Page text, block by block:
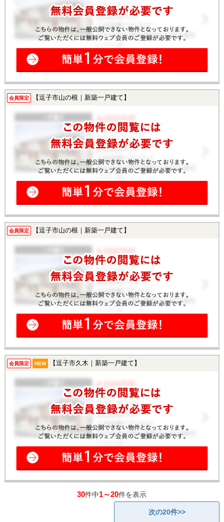
会員限定 【逗子市山の根｜新築一戸建て】
会員限定 【逗子市山の根｜新築一戸建て】
会員限定 NEW 【逗子市久木｜新築一戸建て】
30件中1～20件を表示
次の20件>>